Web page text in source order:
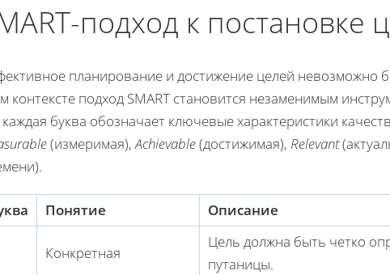
подход к постановке
планирование и достижение целей невозможно
контексте подход SMART становится незаменимым
каждая буква обозначает ключевые характеристики
(измеримая),Achievable(достижимая), Relevant
Понятие Описание
Конкретная
Цель должна быть четко
путаницы.